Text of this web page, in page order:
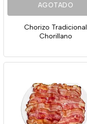
AGOTADO
Chorizo Tradicional
Chorillano